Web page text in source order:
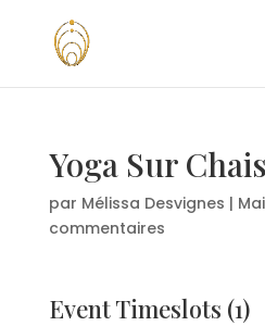
Yoga Sur
par Mélissa Desvignes |
commentaires
Event Timeslots (1)